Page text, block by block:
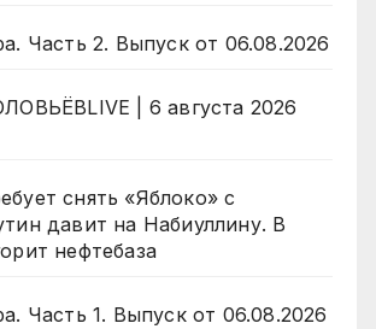
Часть 2. Выпуск от 06.08.2026
| 6 августа 2026
снять «Яблоко» с
давит на Набиуллину. В
нефтебаза
Часть 1. Выпуск от 06.08.2026